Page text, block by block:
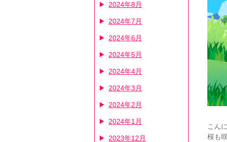
2024年8月
2024年7月
2024年6月
2024年5月
2024年4月
2024年3月
2024年2月
2024年1月
2023年12月
こん
桜も